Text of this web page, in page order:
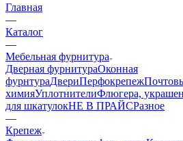
Главная
—
Каталог
—
Мебельная фурнитура
Дверная фурнитураОконная
фурнтураДвериПерфокрепеж
химияУплотнителиФлюгера,
для шкатулокНЕ В ПРАЙСРазное
—
Крепеж